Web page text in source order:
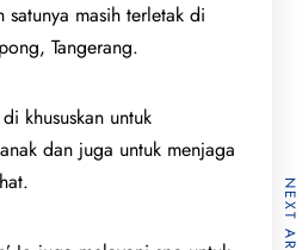
masih terletak di
Tangerang.
khususkan untuk
dan juga untuk menjaga